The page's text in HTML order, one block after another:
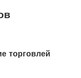
торговлей